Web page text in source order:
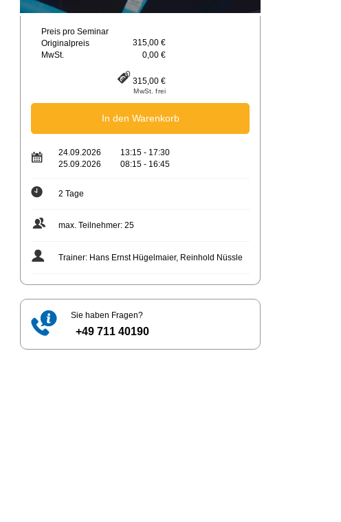
Preis pro Seminar
Originalpreis
315,00 €
MwSt.
0,00 €
315,00 €
MwSt. frei
In den Warenkorb
24.09.2026
25.09.2026
13:15 - 17:30
08:15 - 16:45
2 Tage
max. Teilnehmer: 25
Trainer: Hans Ernst Hügelmaier, Reinhold Nüssle
Sie haben Fragen?